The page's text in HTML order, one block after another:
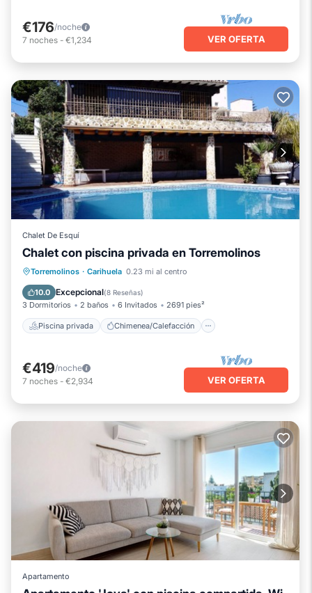
€176/noche
7 noches - €1,234 VER OFERTA
Chalet De Esquí
Chalet con piscina privada en Torremolinos
Torremolinos · Carihuela 0.23 mi al centro
10.0 Excepcional(8 Reseñas)
3 Dormitorios 2 baños 6 Invitados 2691 pies²
Piscina privada Chimenea/Calefacción
Piscina privada
Chimenea/Calefacción
Piscina
Balcón/Terraza
€419/noche
7 noches - €2,934 VER OFERTA
Apartamento